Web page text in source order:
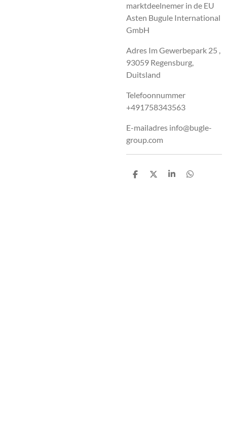
marktdeelnemer in de EU
Asten Bugule International
GmbH
Adres Im Gewerbepark 25 ,
93059 Regensburg,
Duitsland
Telefoonnummer
+491758343563
E-mailadres info@bugle-
group.com
D
D
S
D